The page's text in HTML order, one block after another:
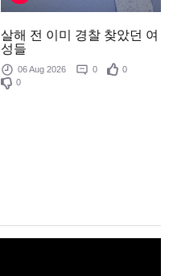
살해 전 이미 경찰 찾았던 여
성들
06 Aug 2026 0
0
0